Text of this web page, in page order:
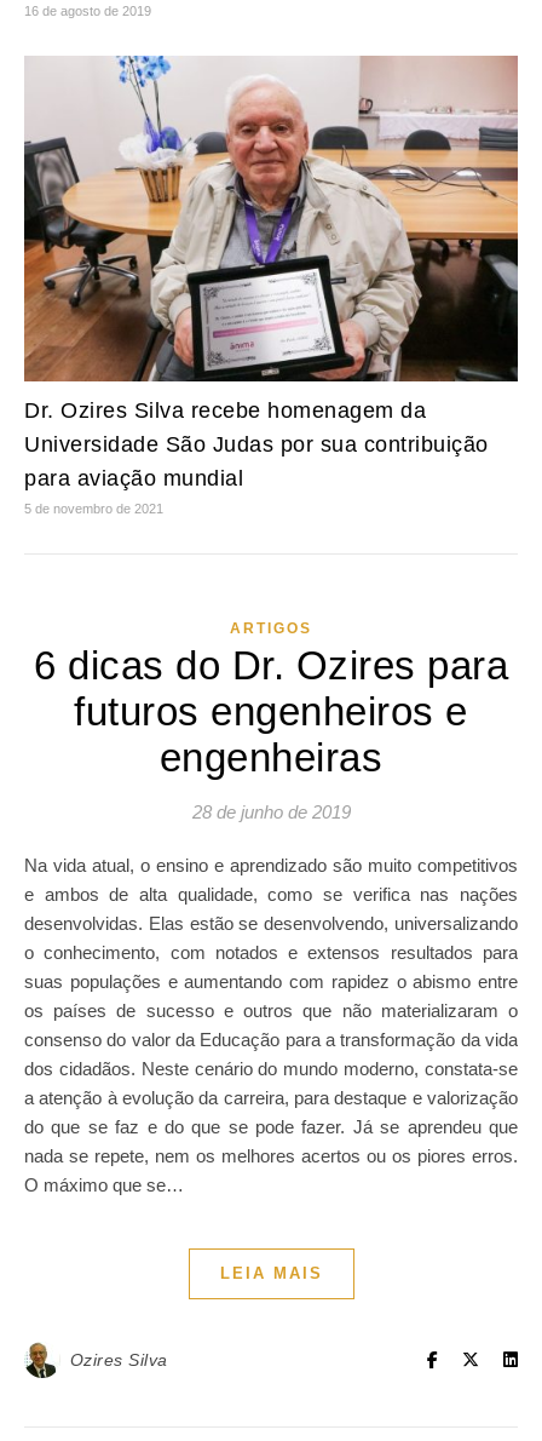
16 de agosto de 2019
Dr. Ozires Silva recebe homenagem da
Universidade São Judas por sua contribuição
para aviação mundial
5 de novembro de 2021
ARTIGOS
6 dicas do Dr. Ozires para
futuros engenheiros e
engenheiras
28 de junho de 2019
Na vida atual, o ensino e aprendizado são muito competitivos
e ambos de alta qualidade, como se verifica nas nações
desenvolvidas. Elas estão se desenvolvendo, universalizando
o conhecimento, com notados e extensos resultados para
suas populações e aumentando com rapidez o abismo entre
os países de sucesso e outros que não materializaram o
consenso do valor da Educação para a transformação da vida
dos cidadãos. Neste cenário do mundo moderno, constata-se
a atenção à evolução da carreira, para destaque e valorização
do que se faz e do que se pode fazer. Já se aprendeu que
nada se repete, nem os melhores acertos ou os piores erros.
O máximo que se…
LEIA MAIS
Ozires Silva